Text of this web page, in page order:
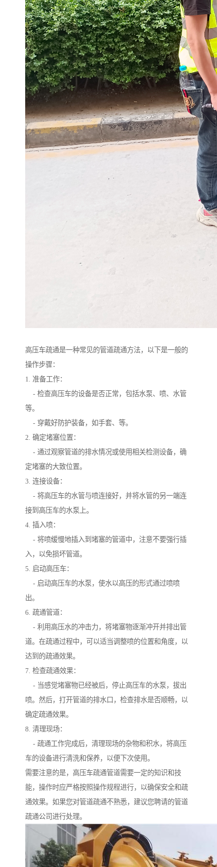
高压车疏通是一种常见的管道疏通方法，以下是一般的
操作步骤：
1. 准备工作：
- 检查高压车的设备是否正常，包括水泵、喷、水管
等。
- 穿戴好防护装备，如手套、等。
2. 确定堵塞位置：
- 通过观察管道的排水情况或使用相关检测设备，确
定堵塞的大致位置。
3. 连接设备：
- 将高压车的水管与喷连接好，并将水管的另一端连
接到高压车的水泵上。
4. 插入喷：
- 将喷缓慢地插入到堵塞的管道中，注意不要强行插
入，以免损坏管道。
5. 启动高压车：
- 启动高压车的水泵，使水以高压的形式通过喷喷
出。
6. 疏通管道：
- 利用高压水的冲击力，将堵塞物逐渐冲开并排出管
道。在疏通过程中，可以适当调整喷的位置和角度，以
达到的疏通效果。
7. 检查疏通效果：
- 当感觉堵塞物已经被后，停止高压车的水泵，拔出
喷。然后，打开管道的排水口，检查排水是否顺畅，以
确定疏通效果。
8. 清理现场：
- 疏通工作完成后，清理现场的杂物和积水，将高压
车的设备进行清洗和保养，以便下次使用。
需要注意的是，高压车疏通管道需要一定的知识和技
能，操作时应严格按照操作规程进行，以确保安全和疏
通效果。如果您对管道疏通不熟悉，建议您聘请的管道
疏通公司进行处理。